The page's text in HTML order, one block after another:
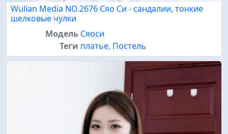
Wulian Media NO.2676 Сяо Си - сандалии, тонкие
шелковые чулки
Модель Сяоси
Теги платье, Постель